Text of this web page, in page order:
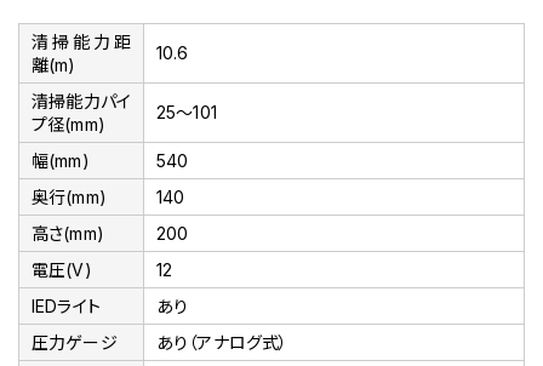
清掃能力距
離(m)
10.6
清掃能力パイ
プ径(mm)
25～101
幅(mm)
540
奥行(mm)
140
高さ(mm)
200
電圧(V)
12
lEDライト
あり
圧力ゲージ
あり（アナログ式）